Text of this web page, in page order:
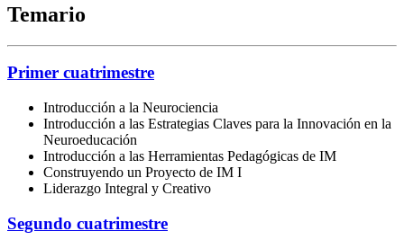
Temario
Primer cuatrimestre
Introducción a la Neurociencia
Introducción a las Estrategias Claves para la Innovación en la
Neuroeducación
Introducción a las Herramientas Pedagógicas de IM
Construyendo un Proyecto de IM I
Liderazgo Integral y Creativo
Segundo cuatrimestre